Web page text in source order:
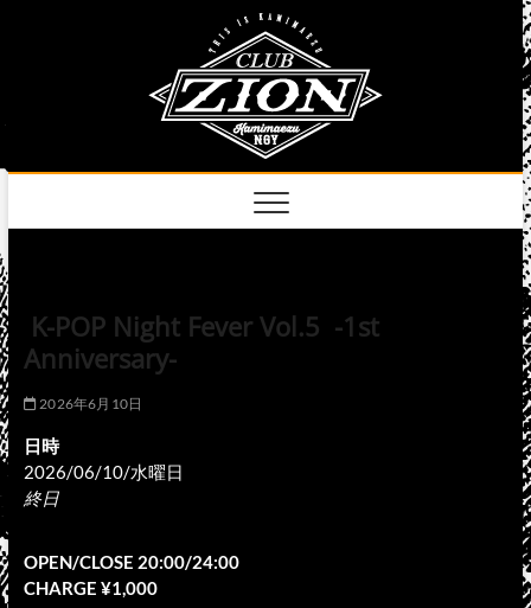
K-POP Night Fever Vol.5 -1st
Anniversary-
2026年6月10日
日時
2026/06/10/水曜日
終日
OPEN/CLOSE 20:00/24:00
CHARGE ¥1,000